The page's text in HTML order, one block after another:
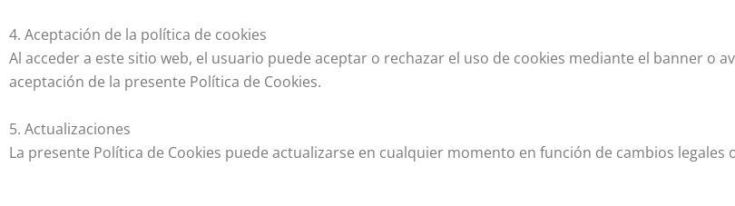
4. Aceptación de la política de cookies
Al acceder a este sitio web, el usuario puede aceptar o rechazar el uso de cookies mediante el banner o
aceptación de la presente Política de Cookies.
5. Actualizaciones
La presente Política de Cookies puede actualizarse en cualquier momento en función de cambios